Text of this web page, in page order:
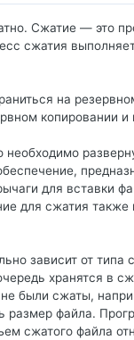
Сжатие — это
сжатия
на
копировании
необходимо
для вставки
для сжатия
зависит от
хранятся в
были сжаты,
размер файла.
сжатого файла